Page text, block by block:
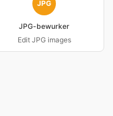
JPG
JPG-bewurker
Edit JPG images